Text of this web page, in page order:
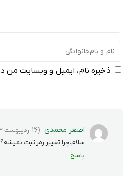
ذخیره نام، ایمیل و وبسایت من
اصغر محمدی (26 اردیبهشت 1403)
سلام،چرا تغییر رمز ثبت نمیشه؟
پاسخ